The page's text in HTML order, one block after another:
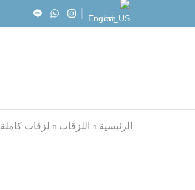
English
الرئيسية اللزقات لزقات كاملة